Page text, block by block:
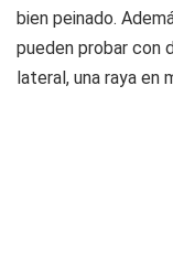
bien peinado.
pueden probar con
lateral, una raya en